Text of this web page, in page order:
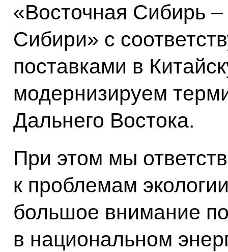
«Восточная Сибирь
Сибири» с
поставками в
модернизируем
Дальнего Востока.
При этом мы
к проблемам
большое внимание
в национальном